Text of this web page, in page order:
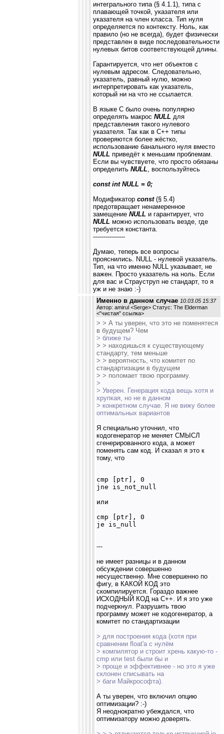
интегрального типа (§ 4.1.1), типа с
плавающей точкой, указателя или
указателя на член класса. Тип нуля
определяется по контексту. Ноль, как
правило (но не всегда), будет физически
представлен в виде последовательности
нулевых битов соответствующей длины.
Гарантируется, что нет объектов с
нулевым адресом. Следовательно,
указатель, равный нулю, можно
интерпретировать как указатель,
который ни на что не ссылается.
В языке С было очень популярно
определять макрос NULL для
представления такого нулевого
указателя. Так как в С++ типы
проверяются более жёстко,
использование банального нуля вместо
NULL приведёт к меньшим проблемам.
Если вы чувствуете, что просто обязаны
определить NULL, воспользуйтесь
const int NULL = 0;
Модификатор const(§ 5.4)
предотвращает ненамеренное
замещение NULL и гарантирует, что
NULL можно использовать везде, где
требуется константа.
----------------
Думаю, теперь все вопросы
прояснились. NULL - нулевой указатель.
Тип, на что именно NULL указывает, не
важен. Просто указатель на ноль. Если
для вас и Страуструп не стандарт, то я
уж и не знаю :-)
Именно в данном случае 10.03.05 15:37
Автор: amirul <Serge> Статус: The Elderman
<"чистая" ссылка>
> > А ты уверен, что это не поменятеся
в будущем? Чем
> ближе ты
> > находишься к существующему
стандарту, тем меньше
> > вероятность, что комитет по
стандартизации в будущем
> > поломает твою программу.
>
> Уверен. Генерация кода вещь хотя и
хрупкая, но не в данном
> конкретном случае. Я не вижу более
оптимальных вариантов
Я специально уточнил, что
кодогенератор не меняет СМЫСЛ
сгенерированного кода, а может
поменять сам код. И сказал я это к
тому, что
cmp [ptr], 0
jne is_not_null
или
cmp [ptr], 0
---
не имеет разницы и в данном
обсуждении совершенно
несущественно. Мне совершенно по
фигу, в КАКОЙ КОД это
скомпилируется. Гораздо важнее
ИСХОДНЫЙ КОД на C++. И я это уже
подчеркнул. Разрушить твою
программу может не кодогенератор, а
комитет по стандартизации
> для построения кода (хотя при
сравнении float'а с нулём
> компилятор и строит хрень какую-то -
cmp или test были бы и
> проще и эффективнее - но это я уже
склонен списывать на
> баги Майкрософта).
А ты уверен, что включил опцию
оптимизации? :-)
Я неоднократно убеждался, что
оптимизатору можно доверять.